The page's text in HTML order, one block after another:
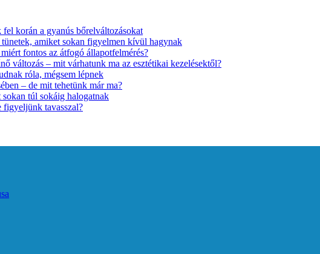
korán a gyanús bőrelváltozásokat
amiket sokan figyelmen kívül hagynak
fontos az átfogó állapotfelmérés?
változás – mit várhatunk ma az esztétikai kezelésektől?
róla, mégsem lépnek
– de mit tehetünk már ma?
túl sokáig halogatnak
tavasszal?